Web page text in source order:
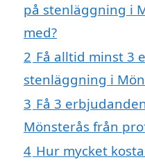
på stenläggning i
med?
2 Få alltid minst 3
stenläggning i
3 Få 3
Mönsterås från
4 Hur mycket